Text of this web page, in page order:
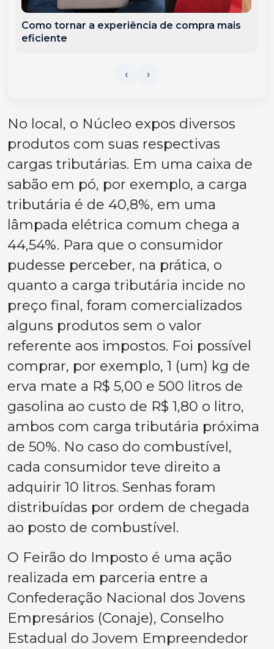
Como tornar a experiência de compra mais
eficiente
No local, o Núcleo expos diversos
produtos com suas respectivas
cargas tributárias. Em uma caixa de
sabão em pó, por exemplo, a carga
tributária é de 40,8%, em uma
lâmpada elétrica comum chega a
44,54%. Para que o consumidor
pudesse perceber, na prática, o
quanto a carga tributária incide no
preço final, foram comercializados
alguns produtos sem o valor
referente aos impostos. Foi possível
comprar, por exemplo, 1 (um) kg de
erva mate a R$ 5,00 e 500 litros de
gasolina ao custo de R$ 1,80 o litro,
ambos com carga tributária próxima
de 50%. No caso do combustível,
cada consumidor teve direito a
adquirir 10 litros. Senhas foram
distribuídas por ordem de chegada
ao posto de combustível.
O Feirão do Imposto é uma ação
realizada em parceria entre a
Confederação Nacional dos Jovens
Empresários (Conaje), Conselho
Estadual do Jovem Empreendedor